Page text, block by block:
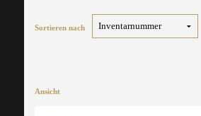
Sortieren nach
Ansicht